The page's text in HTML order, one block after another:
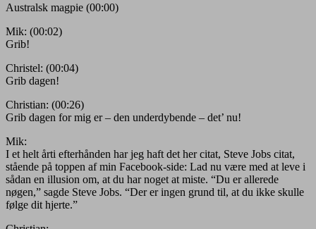
Australsk magpie (00:00)
Mik: (00:02)
Grib!
Christel: (00:04)
Grib dagen!
Christian: (00:26)
Grib dagen for mig er – den underdybende – det’ nu!
Mik:
I et helt årti efterhånden har jeg haft det her citat, Steve Jobs citat,
stående på toppen af min Facebook-side: Lad nu være med at leve i
sådan en illusion om, at du har noget at miste. “Du er allerede
nøgen,” sagde Steve Jobs. “Der er ingen grund til, at du ikke skulle
følge dit hjerte.”